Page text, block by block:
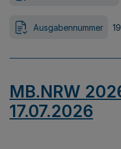
Ausgabennummer
MB.NRW
17.07.2026